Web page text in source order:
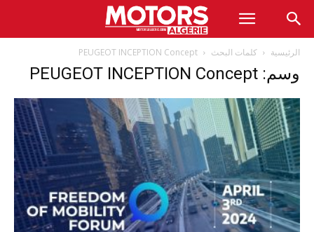
الرئيسية كلمات البحث PEUGEOT INCEPTION Concept
وسم: PEUGEOT INCEPTION Concept